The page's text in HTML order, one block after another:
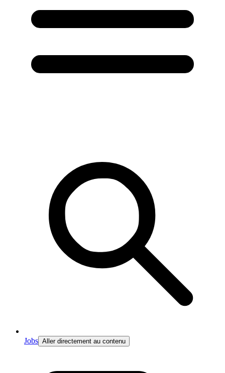
Jobs Aller directement au contenu